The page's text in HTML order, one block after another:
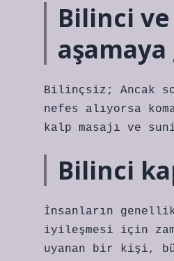
Bilinci
Bilinçsiz; Ancak
nefes alıyorsa
kalp masajı ve
Bilinci
İnsanların
iyileşmesi için
uyanan bir kişi,